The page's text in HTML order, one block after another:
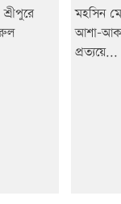
মহসিন
আশা-
প্রত্যয়ে...